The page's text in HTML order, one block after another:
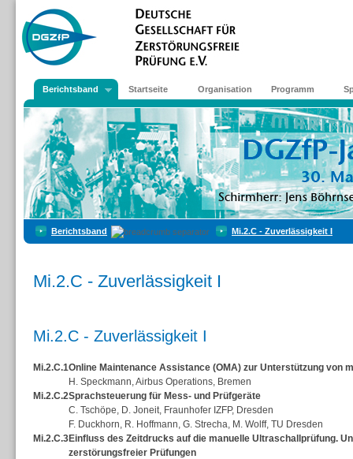
Berichtsband Startseite Organisation Programm
Berichtsband Mi.2.C - Zuverlässigkeit I
Mi.2.C - Zuverlässigkeit I
Mi.2.C - Zuverlässigkeit I
Mi.2.C.1Online Maintenance Assistance (OMA) zur Unterstützung von
H. Speckmann, Airbus Operations, Bremen
Mi.2.C.2Sprachsteuerung für Mess- und Prüfgeräte
C. Tschöpe, D. Joneit, Fraunhofer IZFP, Dresden
F. Duckhorn, R. Hoffmann, G. Strecha, M. Wolff, TU Dresden
Mi.2.C.3Einfluss des Zeitdrucks auf die manuelle Ultraschallprüfung.
zerstörungsfreier Prüfungen